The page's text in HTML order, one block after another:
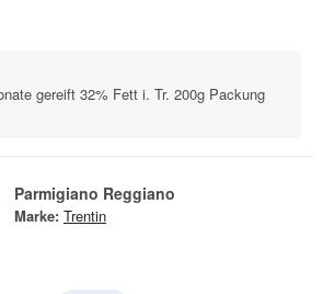
gereift 32% Fett i. Tr. 200g Packung
Parmigiano Reggiano
Marke: Trentin